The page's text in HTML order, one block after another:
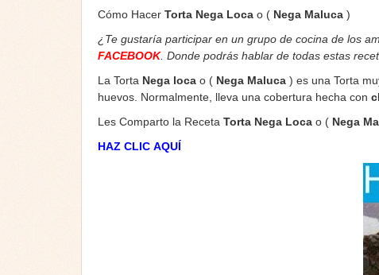
Cómo Hacer Torta Nega Loca o ( Nega Maluca )
¿Te gustaría participar en un grupo de cocina de los
FACEBOOK. Donde podrás hablar de todas estas
La Torta Nega loca o ( Nega Maluca ) es una Torta
huevos. Normalmente, lleva una cobertura hecha con
Les Comparto la Receta Torta Nega Loca o ( Nega
HAZ CLIC AQUÍ